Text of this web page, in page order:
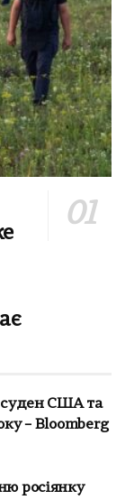
суден США та
– Bloomberg
росіянку